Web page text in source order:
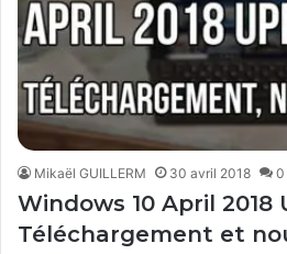
Mikaël GUILLERM 30 avril 2018 0
Windows 10 April 2018
Téléchargement et